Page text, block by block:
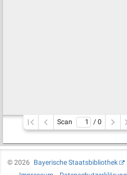
Scan / 0
©2026
Bayerische Staatsbibliothek